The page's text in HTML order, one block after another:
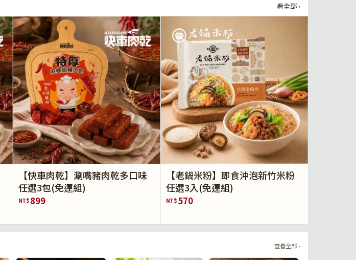
看全部 ›
【快車肉乾】涮嘴豬肉乾多口味
任選3包(免運組)
NT$899
【老鍋米粉】即食沖泡新竹米粉
任選3入(免運組)
NT$570
查看全部 ›